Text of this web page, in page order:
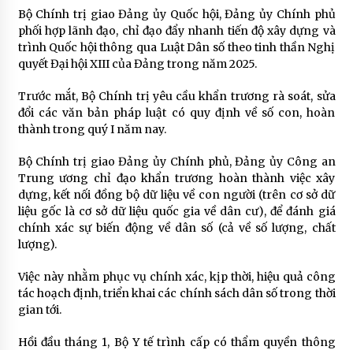
Bộ Chính trị giao Đảng ủy Quốc hội, Đảng ủy Chính phủ
phối hợp lãnh đạo, chỉ đạo đẩy nhanh tiến độ xây dựng và
trình Quốc hội thông qua Luật Dân số theo tinh thần Nghị
quyết Đại hội XIII của Đảng trong năm 2025.
Trước mắt, Bộ Chính trị yêu cầu khẩn trương rà soát, sửa
đổi các văn bản pháp luật có quy định về số con, hoàn
thành trong quý I năm nay.
Bộ Chính trị giao Đảng ủy Chính phủ, Đảng ủy Công an
Trung ương chỉ đạo khẩn trương hoàn thành việc xây
dựng, kết nối đồng bộ dữ liệu về con người (trên cơ sở dữ
liệu gốc là cơ sở dữ liệu quốc gia về dân cư), để đánh giá
chính xác sự biến động về dân số (cả về số lượng, chất
lượng).
Việc này nhằm phục vụ chính xác, kịp thời, hiệu quả công
tác hoạch định, triển khai các chính sách dân số trong thời
gian tới.
Hồi đầu tháng 1, Bộ Y tế trình cấp có thẩm quyền thông